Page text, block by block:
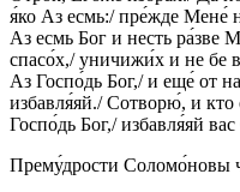
я́ко Аз есмь:/ пре́жде Мене́
Аз есмь Бог и несть ра́зве
спасо́х,/ уничижи́х и не бе
Аз Госпо́дь Бог,/ и еще́ от
избавля́яй./ Сотворю́, и кто
Госпо́дь Бог,/ избавля́яй
Прему́дрости Соломо́новы